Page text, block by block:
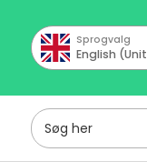
Sprogvalg
English
Søg her